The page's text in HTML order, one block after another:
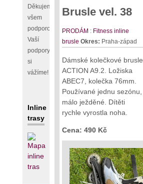
Děkujeme
všem
podporovatelům,
Vaší
podpory
si
vážíme!
Inline
trasy
Brusle vel. 38
PRODÁM : Fitness inline
brusle Okres: Praha-západ
Dámské kolečkové brusle
ACTION A9.2. Ložiska
ABEC7, kolečka 76mm.
Používané jednu sezónu,
málo ježděné. Dítěti
rychle vyrostla noha.
Cena: 490 Kč